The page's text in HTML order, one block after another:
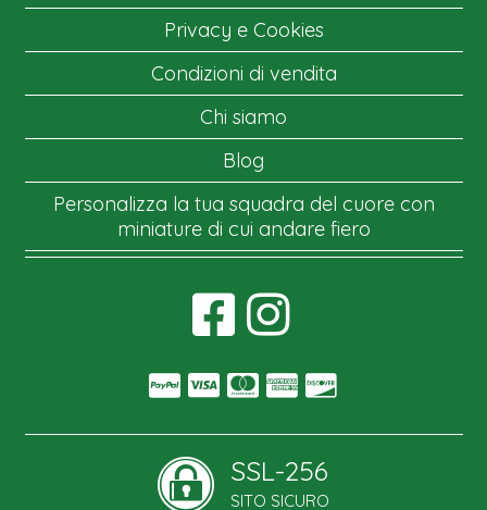
Privacy e Cookies
Condizioni di vendita
Chi siamo
Blog
Personalizza la tua squadra del cuore con
miniature di cui andare fiero
SSL-256
SITO SICURO